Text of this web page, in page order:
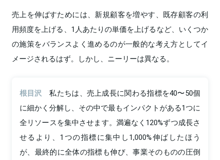
売上を伸ばすためには、新規顧客を増やす、既存顧客の利
用頻度を上げる、1人あたりの単価を上げるなど、いくつか
の施策をバランスよく進めるのが一般的な考え方としてイ
メージされるはず。しかし、ニーリーは異なる。
根目沢
私たちは、売上成長に関わる指標を40〜50個
に細かく分解し、その中で最もインパクトがある1つに
全リソースを集中させます。満遍なく120%ずつ成長さ
せるより、1つの指標に集中し1,000%伸ばしたほう
が、最終的に全体の指標も伸び、事業そのものの圧倒